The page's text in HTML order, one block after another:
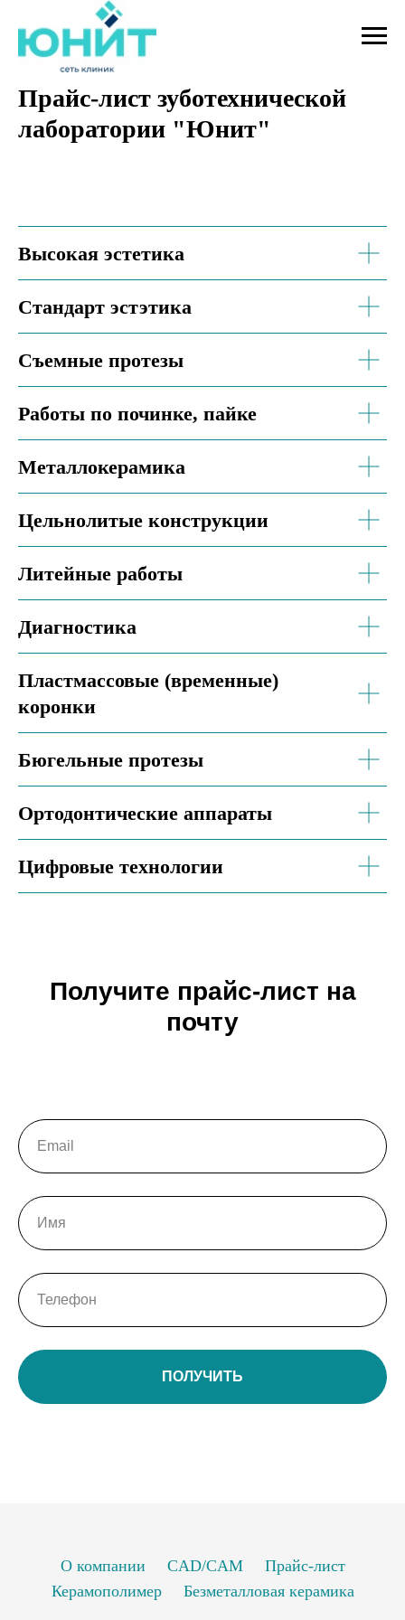
Прайс-лист зуботехнической
лаборатории "Юнит"
Высокая эстетика
Стандарт эстэтика
Съемные протезы
Работы по починке, пайке
Металлокерамика
Цельнолитые конструкции
Литейные работы
Диагностика
Пластмассовые (временные)
коронки
Бюгельные протезы
Ортодонтические аппараты
Цифровые технологии
Получите прайс-лист на
почту
ПОЛУЧИТЬ
О компании CAD/CAM
Прайс-лист
Керамополимер
Безметалловая керамика